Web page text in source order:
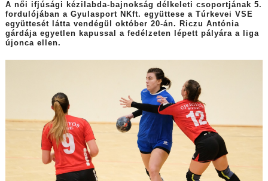
A női ifjúsági kézilabda-bajnokság délkeleti csoportjának 5.
fordulójában a Gyulasport NKft. együttese a Túrkevei VSE
együttesét látta vendégül október 20-án. Riczu Antónia
gárdája egyetlen kapussal a fedélzeten lépett pályára a liga
újonca ellen.